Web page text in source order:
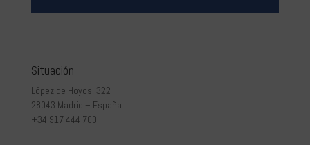
Situación
López de Hoyos, 322
28043 Madrid – España
+34 917 444 700